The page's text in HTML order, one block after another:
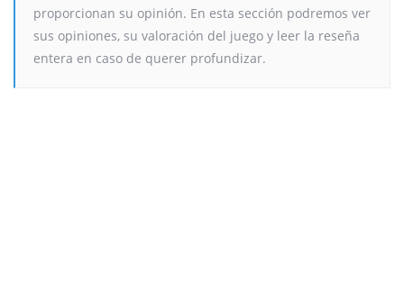
proporcionan su opinión. En esta sección podremos ver
sus opiniones, su valoración del juego y leer la reseña
entera en caso de querer profundizar.